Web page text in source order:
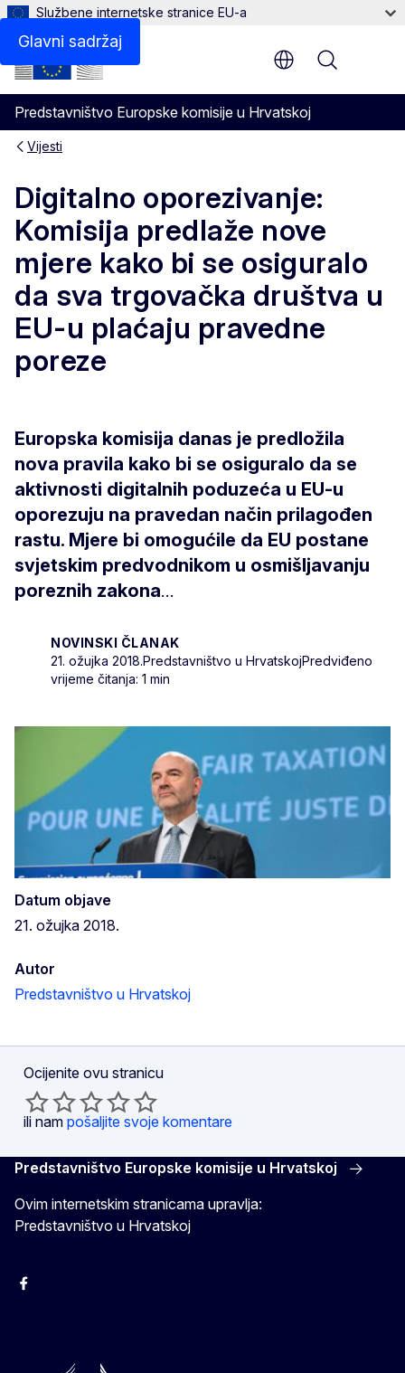
Glavni sadržaj
Službene internetske stranice EU-a
Predstavništvo Europske komisije u Hrvatskoj
Menu
Vijesti
Digitalno oporezivanje:
Komisija predlaže nove
mjere kako bi se osiguralo
da sva trgovačka društva u
EU-u plaćaju pravedne
poreze
Europska komisija danas je predložila
nova pravila kako bi se osiguralo da se
aktivnosti digitalnih poduzeća u EU-u
oporezuju na pravedan način prilagođen
rastu. Mjere bi omogućile da EU postane
svjetskim predvodnikom u osmišljavanju
poreznih zakona...
NOVINSKI ČLANAK
21. ožujka 2018.Predstavništvo u HrvatskojPredviđeno
vrijeme čitanja: 1 min
Datum objave
21. ožujka 2018.
Autor
Predstavništvo u Hrvatskoj
Ocijenite ovu stranicu
ili nam pošaljite svoje komentare
Predstavništvo Europske komisije u Hrvatskoj
Ovim internetskim stranicama upravlja:
Predstavništvo u Hrvatskoj
Facebook